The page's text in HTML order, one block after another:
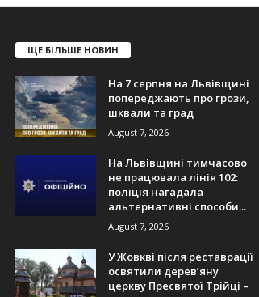
ЩЕ БІЛЬШЕ НОВИН
На 7 серпня на Львівщині
попереджають про грози,
шквали та град
August 7, 2026
На Львівщині тимчасово
не працювала лінія 102:
поліція нагадала
альтернативні способи...
August 7, 2026
У Жовкві після реставрації
освятили дерев’яну
церкву Пресвятої Трійці –